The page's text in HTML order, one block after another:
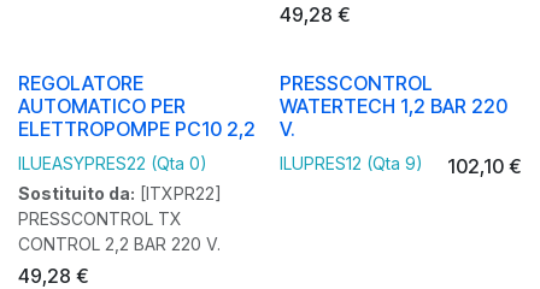
49,28 €
REGOLATORE
AUTOMATICO PER
ELETTROPOMPE PC10 2,2
ILUEASYPRES22 (Qta 0)
Sostituito da: [ITXPR22]
PRESSCONTROL TX
CONTROL 2,2 BAR 220 V.
49,28 €
PRESSCONTROL
WATERTECH 1,2 BAR 220
V.
ILUPRES12 (Qta 9) 102,10€